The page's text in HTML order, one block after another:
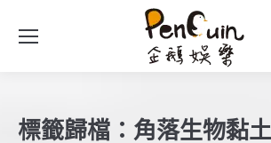
標籤歸檔： 角落生物黏